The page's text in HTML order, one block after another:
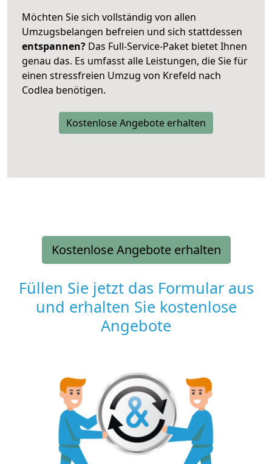
Möchten Sie sich vollständig von allen
Umzugsbelangen befreien und sich stattdessen
entspannen? Das Full-Service-Paket bietet Ihnen
genau das. Es umfasst alle Leistungen, die Sie für
einen stressfreien Umzug von Krefeld nach
Codlea benötigen.
Kostenlose Angebote erhalten
Kostenlose Angebote erhalten
Füllen Sie jetzt das Formular aus
und erhalten Sie kostenlose
Angebote